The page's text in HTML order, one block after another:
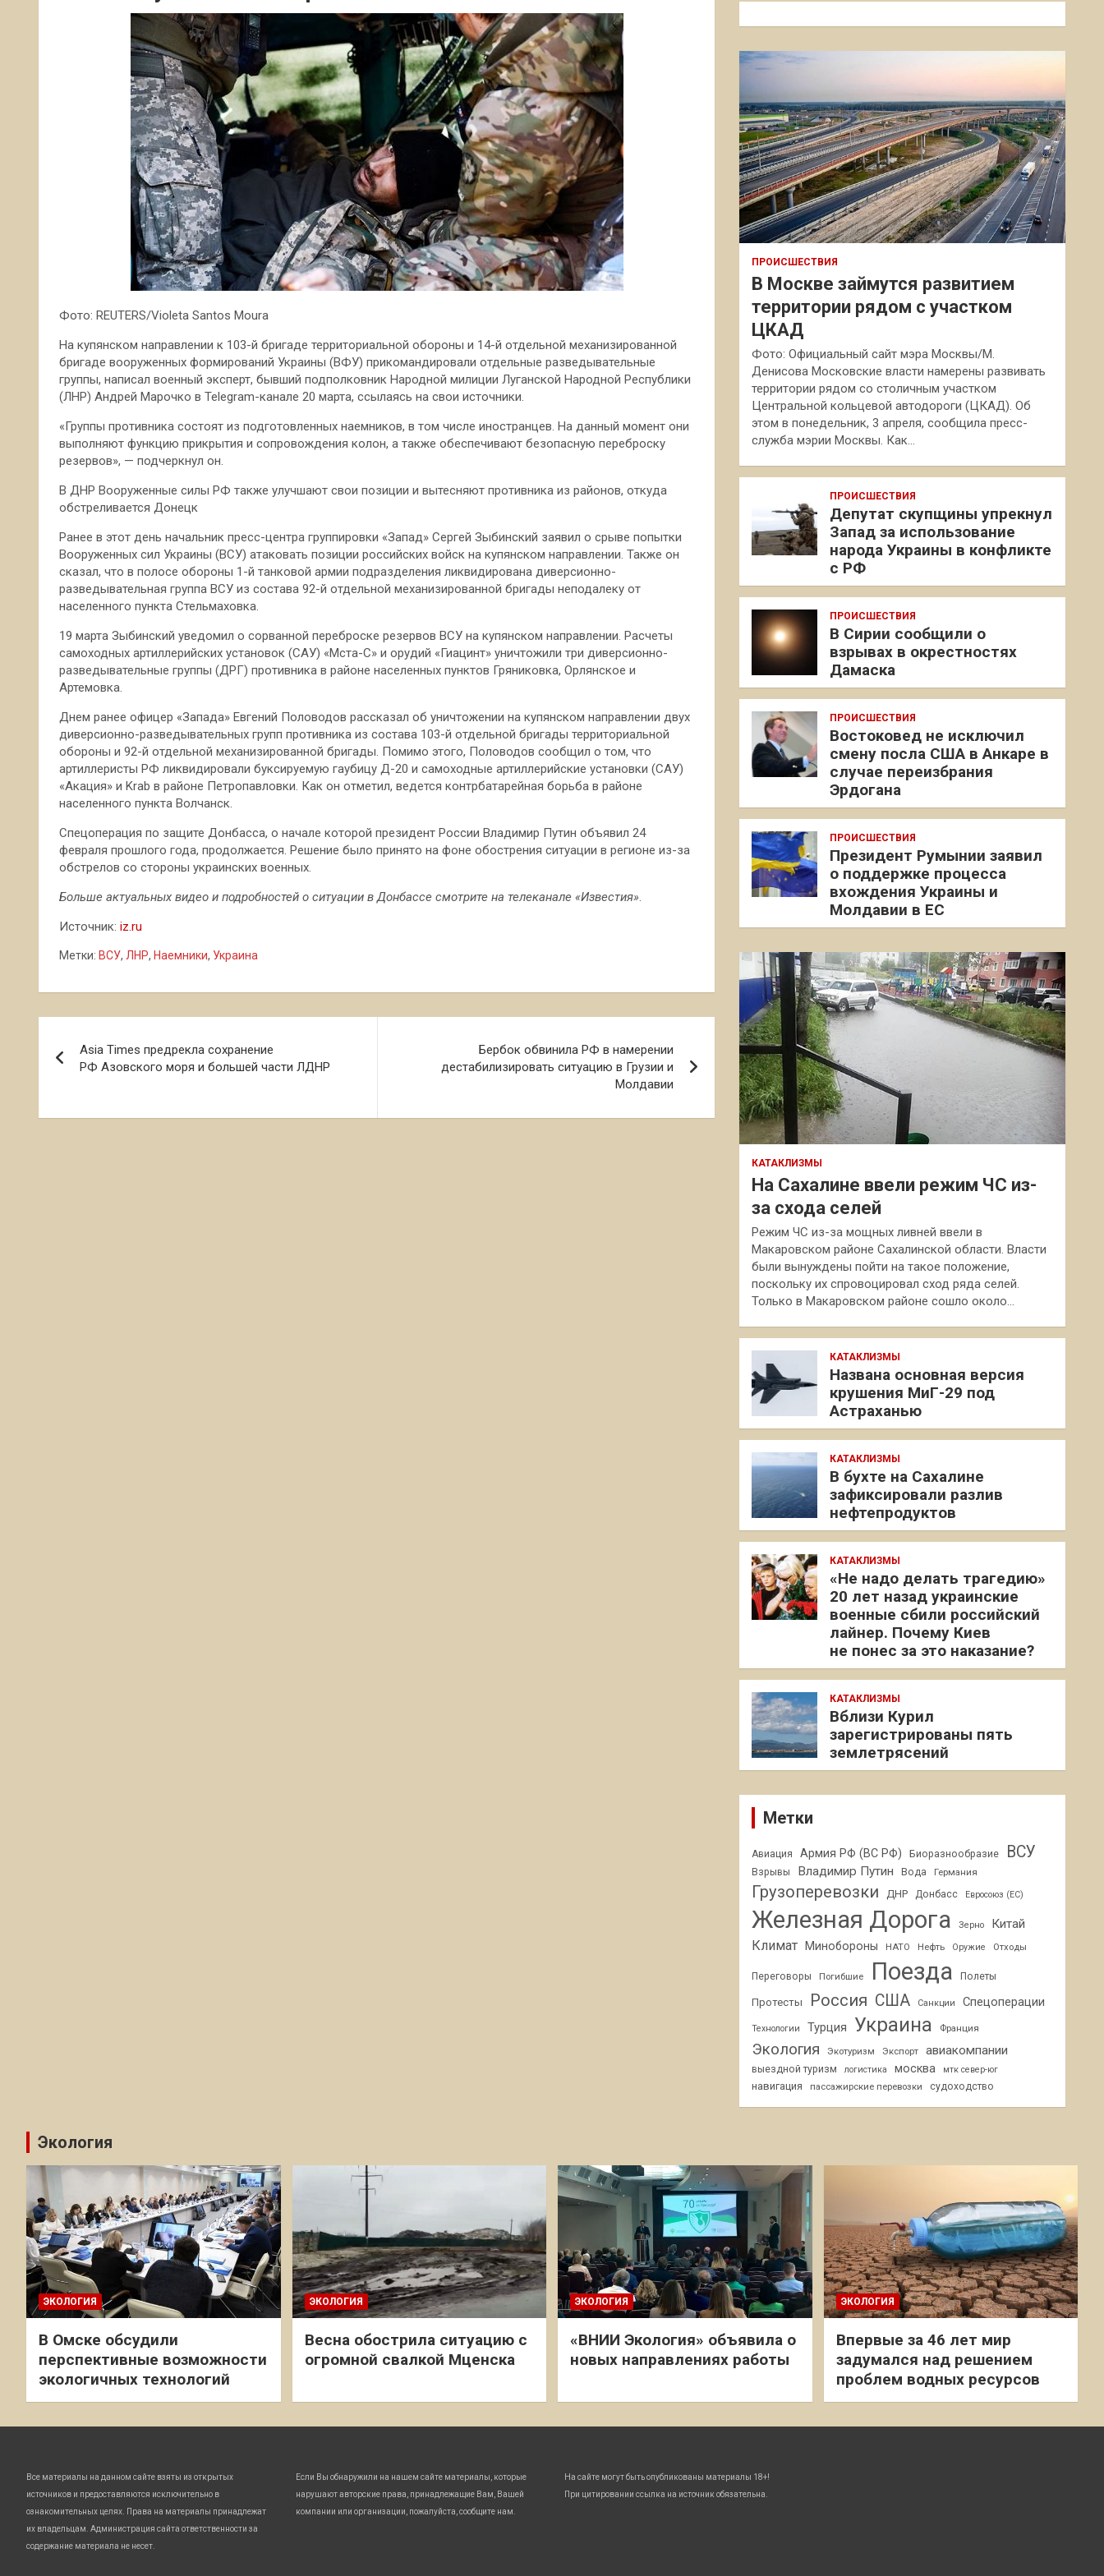
Фото: REUTERS/Violeta Santos Moura
На купянском направлении к 103-й бригаде территориальной обороны и 14-й отдельной механизированной
бригаде вооруженных формирований Украины (ВФУ) прикомандировали отдельные разведывательные
группы, написал военный эксперт, бывший подполковник Народной милиции Луганской Народной Республики
(ЛНР) Андрей Марочко в Telegram-канале 20 марта, ссылаясь на свои источники.
«Группы противника состоят из подготовленных наемников, в том числе иностранцев. На данный момент они
выполняют функцию прикрытия и сопровождения колон, а также обеспечивают безопасную переброску
резервов», — подчеркнул он.
В ДНР Вооруженные силы РФ также улучшают свои позиции и вытесняют противника из районов, откуда
обстреливается Донецк
Ранее в этот день начальник пресс-центра группировки «Запад» Сергей Зыбинский заявил о срыве попытки
Вооруженных сил Украины (ВСУ) атаковать позиции российских войск на купянском направлении. Также он
сказал, что в полосе обороны 1-й танковой армии подразделения ликвидирована диверсионно-
разведывательная группа ВСУ из состава 92-й отдельной механизированной бригады неподалеку от
населенного пункта Стельмаховка.
19 марта Зыбинский уведомил о сорванной переброске резервов ВСУ на купянском направлении. Расчеты
самоходных артиллерийских установок (САУ) «Мста-С» и орудий «Гиацинт» уничтожили три диверсионно-
разведывательные группы (ДРГ) противника в районе населенных пунктов Гряниковка, Орлянское и
Артемовка.
Днем ранее офицер «Запада» Евгений Половодов рассказал об уничтожении на купянском направлении двух
диверсионно-разведывательных групп противника из состава 103-й отдельной бригады территориальной
обороны и 92-й отдельной механизированной бригады. Помимо этого, Половодов сообщил о том, что
артиллеристы РФ ликвидировали буксируемую гаубицу Д-20 и самоходные артиллерийские установки (САУ)
«Акация» и Krab в районе Петропавловки. Как он отметил, ведется контрбатарейная борьба в районе
населенного пункта Волчанск.
Спецоперация по защите Донбасса, о начале которой президент России Владимир Путин объявил 24
февраля прошлого года, продолжается. Решение было принято на фоне обострения ситуации в регионе из-за
обстрелов со стороны украинских военных.
Больше актуальных видео и подробностей о ситуации в Донбассе смотрите на телеканале «Известия».
Источник: iz.ru
Метки: ВСУ, ЛНР, Наемники, Украина
по
Asia Times предрекла сохранение
РФ Азовского моря и большей части ЛДНР
Бербок обвинила РФ в намерении
дестабилизировать ситуацию в Грузии и
Молдавии
к
ПРОИСШЕСТВИЯ
В Москве займутся развитием
территории рядом с участком
ЦКАД
Фото: Официальный сайт мэра Москвы/М.
Денисова Московские власти намерены развивать
территории рядом со столичным участком
Центральной кольцевой автодороги (ЦКАД). Об
этом в понедельник, 3 апреля, сообщила пресс-
служба мэрии Москвы. Как…
ПРОИСШЕСТВИЯ
Депутат скупщины упрекнул
Запад за использование
народа Украины в конфликте
с РФ
ПРОИСШЕСТВИЯ
В Сирии сообщили о
взрывах в окрестностях
Дамаска
ПРОИСШЕСТВИЯ
Востоковед не исключил
смену посла США в Анкаре в
случае переизбрания
Эрдогана
ПРОИСШЕСТВИЯ
Президент Румынии заявил
о поддержке процесса
вхождения Украины и
Молдавии в ЕС
КАТАКЛИЗМЫ
На Сахалине ввели режим ЧС из-
за схода селей
Режим ЧС из-за мощных ливней ввели в
Макаровском районе Сахалинской области. Власти
были вынуждены пойти на такое положение,
поскольку их спровоцировал сход ряда селей.
Только в Макаровском районе сошло около…
КАТАКЛИЗМЫ
Названа основная версия
крушения МиГ-29 под
Астраханью
КАТАКЛИЗМЫ
В бухте на Сахалине
зафиксировали разлив
нефтепродуктов
КАТАКЛИЗМЫ
«Не надо делать трагедию»
20 лет назад украинские
военные сбили российский
лайнер. Почему Киев
не понес за это наказание?
КАТАКЛИЗМЫ
Вблизи Курил
зарегистрированы пять
землетрясений
Метки
Авиация Армия РФ (ВС РФ) Биоразнообразие ВСУ
Взрывы Владимир Путин Вода Германия
Грузоперевозки ДНР Донбасс Евросоюз (ЕС)
Железная Дорога Зерно Китай
Климат Минобороны НАТО Нефть Оружие Отходы
Переговоры Погибшие Поезда Полеты
Протесты Россия США Санкции Спецоперации
Технологии Турция Украина Франция
Экология Экотуризм Экспорт авиакомпании
выездной туризм логистика москва мтк север-юг
навигация пассажирские перевозки судоходство
Экология
ЭКОЛОГИЯ
В Омске обсудили
перспективные возможности
экологичных технологий
ЭКОЛОГИЯ
Весна обострила ситуацию с
огромной свалкой Мценска
ЭКОЛОГИЯ
«ВНИИ Экология» объявила о
новых направлениях работы
ЭКОЛОГИЯ
Впервые за 46 лет мир
задумался над решением
проблем водных ресурсов
Все материалы на данном сайте взяты из открытых
источников и предоставляются исключительно в
ознакомительных целях. Права на материалы принадлежат
их владельцам. Администрация сайта ответственности за
содержание материала не несет.
Если Вы обнаружили на нашем сайте материалы, которые
нарушают авторские права, принадлежащие Вам, Вашей
компании или организации, пожалуйста, сообщите нам.
На сайте могут быть опубликованы материалы 18+!
При цитировании ссылка на источник обязательна.